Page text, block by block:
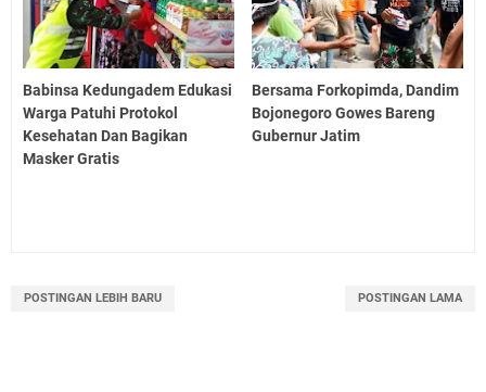
Babinsa Kedungadem Edukasi
Warga Patuhi Protokol
Kesehatan Dan Bagikan
Masker Gratis
Bersama Forkopimda, Dandim
Bojonegoro Gowes Bareng
Gubernur Jatim
POSTINGAN LEBIH BARU POSTINGAN LAMA